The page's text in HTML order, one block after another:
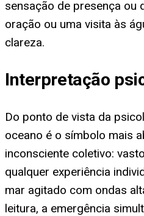
sensação de presença ou
oração ou uma visita às
clareza.
Interpretação
Do ponto de vista da
oceano é o símbolo mais
inconsciente coletivo:
qualquer experiência
mar agitado com ondas
leitura, a emergência